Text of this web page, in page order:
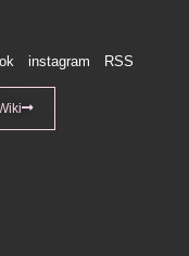
instagram RSS